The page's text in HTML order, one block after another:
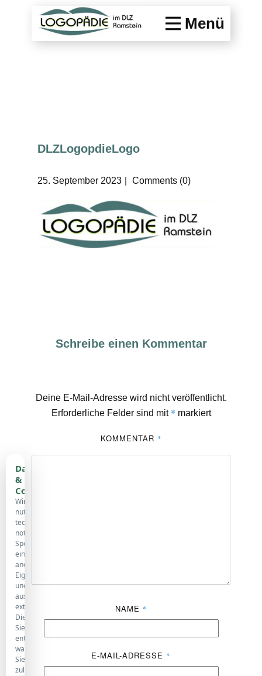
Menü
DLZLogopdieLogo
25. September 2023 Comments (0)
Schreibe einen Kommentar
Deine E-Mail-Adresse wird nicht veröffentlicht.
Erforderliche Felder sind mit * markiert
KOMMENTAR *
NAME *
E-MAIL-ADRESSE *
Datenschutz
&
Cookies
Wir
nutzen
technisch
notwendige
Speicherung,
eine
anonyme
Eigenstatistik
und
ausgewählte
externe
Dienste.
Sie
entscheiden,
was
Sie
zulassen.